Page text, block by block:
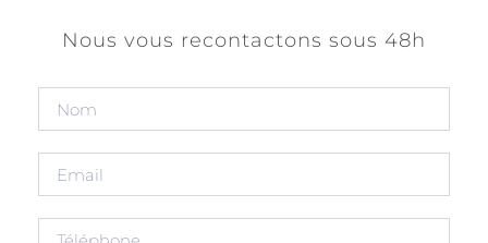
Nous vous recontactons sous 48h